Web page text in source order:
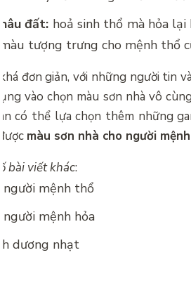
đất: hoả sinh thổ mà hỏa
tượng trưng cho mệnh thổ
đơn giản, với những người
vào chọn màu sơn nhà vô
có thể lựa chọn thêm những
màu sơn nhà cho người
bài viết khác:
người mệnh thổ
mệnh hỏa
dương nhạt